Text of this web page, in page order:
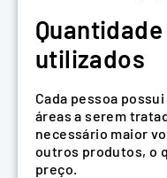
utilizados
Cada pessoa
áreas a serem
necessário maior
outros produtos, o
preço.